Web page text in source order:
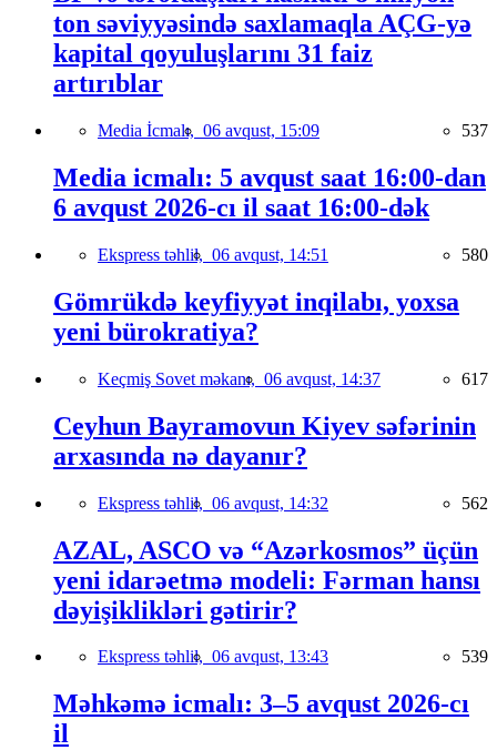
ton səviyyəsində saxlamaqla AÇG-yə
kapital qoyuluşlarını 31 faiz
artırıblar
Media İcmalı, 06 avqust, 15:09 537
Media icmalı: 5 avqust saat 16:00-dan
6 avqust 2026-cı il saat 16:00-dək
Ekspress təhlil, 06 avqust, 14:51 580
Gömrükdə keyfiyyət inqilabı, yoxsa
yeni bürokratiya?
Keçmiş Sovet məkanı, 06 avqust, 14:37 617
Ceyhun Bayramovun Kiyev səfərinin
arxasında nə dayanır?
Ekspress təhlil, 06 avqust, 14:32 562
AZAL, ASCO və “Azərkosmos” üçün
yeni idarəetmə modeli: Fərman hansı
dəyişiklikləri gətirir?
Ekspress təhlil, 06 avqust, 13:43 539
Məhkəmə icmalı: 3–5 avqust 2026-cı
il